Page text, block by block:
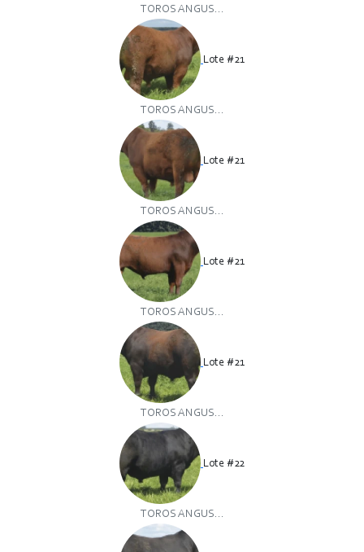
TOROS ANGUS...
Lote #21
TOROS ANGUS...
Lote #21
TOROS ANGUS...
Lote #21
TOROS ANGUS...
Lote #21
TOROS ANGUS...
Lote #22
TOROS ANGUS...